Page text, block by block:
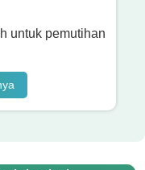
untuk pemutihan